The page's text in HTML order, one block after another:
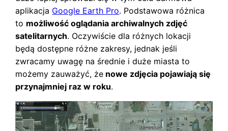
aplikacja Google Earth Pro. Podstawowa różnica
to możliwość oglądania archiwalnych zdjęć
satelitarnych. Oczywiście dla różnych lokacji
będą dostępne różne zakresy, jednak jeśli
zwracamy uwagę na średnie i duże miasta to
możemy zauważyć, że nowe zdjęcia pojawiają się
przynajmniej raz w roku.